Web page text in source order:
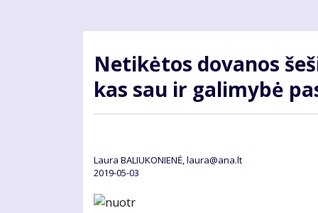
Ne­ti­kė­tos do­va­nos
kas sau ir ga­li­my­bė
Laura BALIUKONIENĖ, laura@ana.lt
2019-05-03